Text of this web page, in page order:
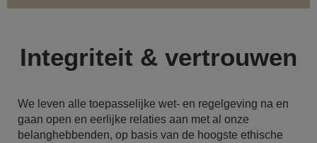
Integriteit & vertrouwen
We leven alle toepasselijke wet- en regelgeving na en
gaan open en eerlijke relaties aan met al onze
belanghebbenden, op basis van de hoogste ethische